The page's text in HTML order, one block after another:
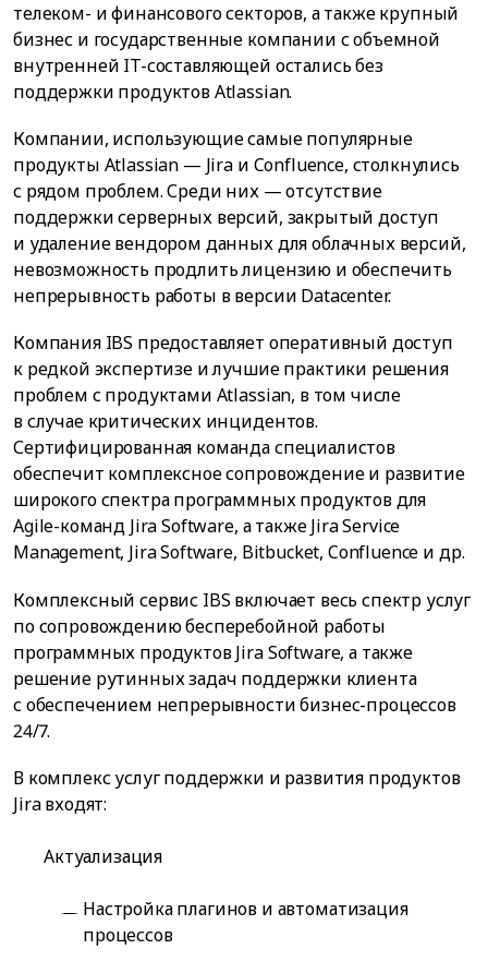
телеком- и финансового секторов, а также крупный
бизнес и государственные компании с объемной
внутренней IT-составляющей остались без
поддержки продуктов Atlassian.
Компании, использующие самые популярные
продукты Atlassian — Jira и Confluence, столкнулись
с рядом проблем. Среди них — отсутствие
поддержки серверных версий, закрытый доступ
и удаление вендором данных для облачных версий,
невозможность продлить лицензию и обеспечить
непрерывность работы в версии Datacenter.
Компания IBS предоставляет оперативный доступ
к редкой экспертизе и лучшие практики решения
проблем с продуктами Atlassian, в том числе
в случае критических инцидентов.
Сертифицированная команда специалистов
обеспечит комплексное сопровождение и развитие
широкого спектра программных продуктов для
Agile-команд Jira Software, а также Jira Service
Management, Jira Software, Bitbucket, Confluence и др.
Комплексный сервис IBS включает весь спектр услуг
по сопровождению бесперебойной работы
программных продуктов Jira Software, а также
решение рутинных задач поддержки клиента
с обеспечением непрерывности бизнес-процессов
24/7.
В комплекс услуг поддержки и развития продуктов
Jira входят:
Актуализация
Настройка плагинов и автоматизация
процессов